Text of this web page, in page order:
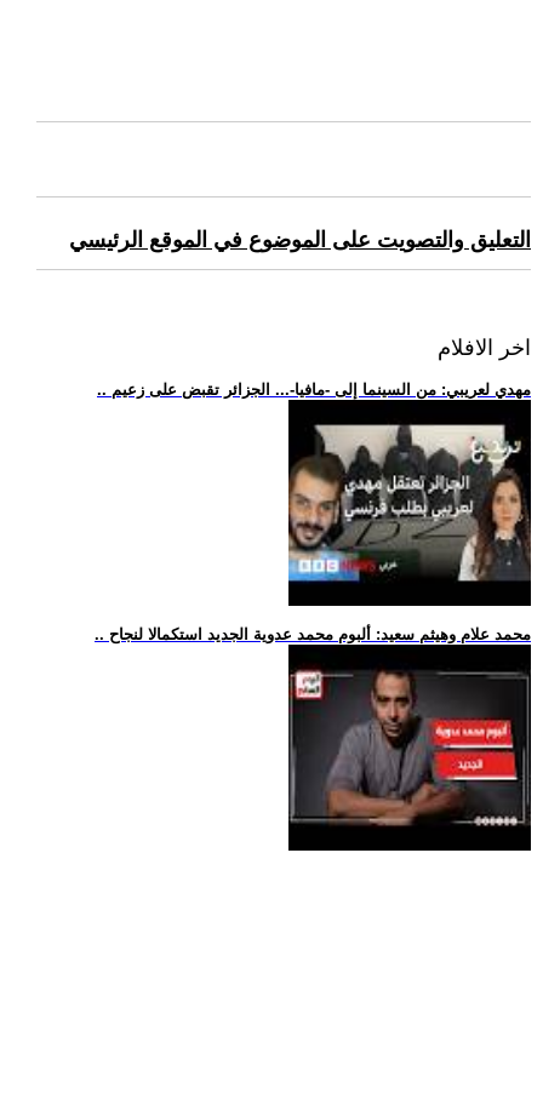
التعليق والتصويت على الموضوع في الموقع الرئيسي
اخر الافلام
.. مهدي لعريبي: من السينما إلى -مافيا-... الجزائر تقبض على زعيم
.. محمد علام وهيثم سعيد: ألبوم محمد عدوية الجديد استكمالا لنجاح